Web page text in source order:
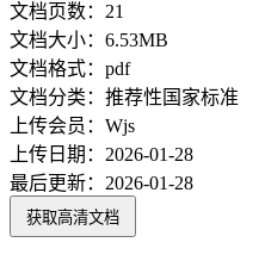
文档页数： 21
文档大小： 6.53MB
文档格式： pdf
文档分类： 推荐性国家标准
上传会员： Wjs
上传日期： 2026-01-28
最后更新： 2026-01-28
获取高清文档